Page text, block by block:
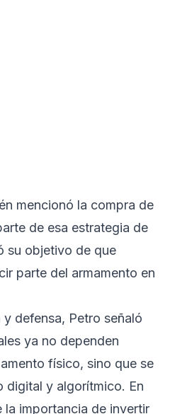
mencionó la compra de
de esa estrategia de
su objetivo de que
parte del armamento en
defensa, Petro señaló
ya no dependen
físico, sino que se
digital y algorítmico. En
importancia de invertir